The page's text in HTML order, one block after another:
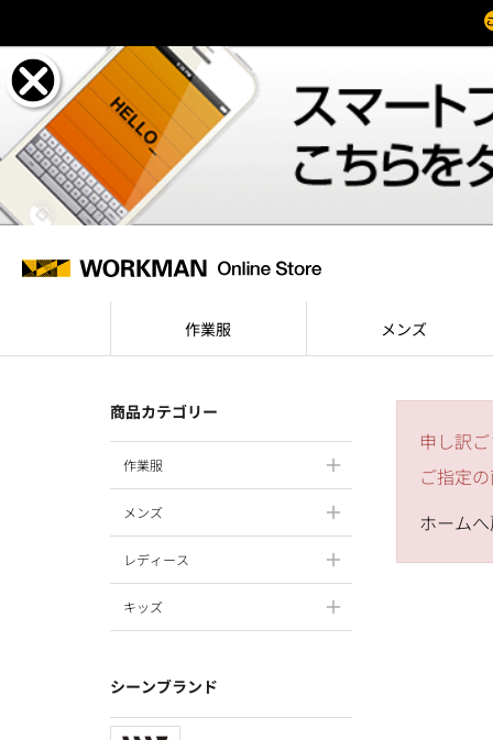
作業服 メンズ
商品カテゴリー
作業服
メンズ
レディース
キッズ
シーンブランド
申し訳
ご指定
ホーム